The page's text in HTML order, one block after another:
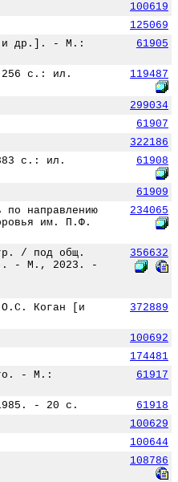
100619
125069
и др.]. - М.:
61905
с.: ил. 119487
299034
61907
322186
с.: ил. 61908
61909
направлению
им. П.Ф.
234065
/ под общ.
- М., 2023. -
356632
О.С. Коган [и
372889
100692
174481
- М.:
61917
- 20 с.
61918
100629
100644
108786